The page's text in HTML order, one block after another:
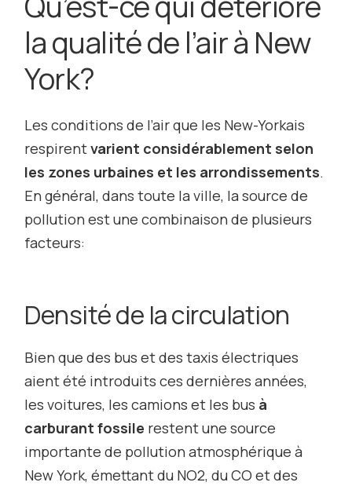
la qualité de l’air à New
York?
Les conditions de l’air que les New-Yorkais
respirentvarient considérablement selon
les zones urbaines et les arrondissements.
En général, dans toute la ville, la source de
pollution est une combinaison de plusieurs
facteurs:
Densité de la circulation
Bien que des bus et des taxis électriques
aient été introduits ces dernières années,
les voitures, les camions et les bus à
carburant fossile restent une source
importante de pollution atmosphérique à
New York, émettant du NO2, du CO et des